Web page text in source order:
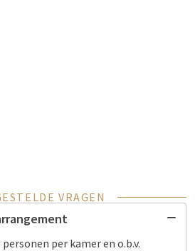
VRAGEN
personen per kamer en o.b.v.